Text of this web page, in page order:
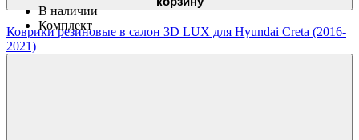
Коврики резиновые в салон 3D LUX для Hyundai Creta (2016-
2021)
В наличии
Комплект